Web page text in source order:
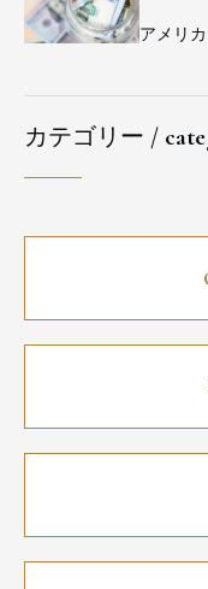
アメリ
カテゴリー /